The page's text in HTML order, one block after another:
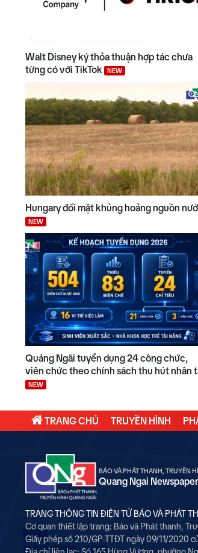
Walt Disney ký thỏa thuận hợp tác chưa
từng có với TikTok
NEW
Hungary đối mặt khủng hoảng nguồn
NEW
Quảng Ngãi tuyển dụng 24 công chức,
viên chức theo chính sách thu hút nhân
NEW
TRANG CHỦ TRUYỀN HÌNH
BÁO VÀ PHÁT THANH, TRUYỀN
Quang Ngai
TRANG THÔNG TIN ĐIỆN TỬ BÁO VÀ PHÁT
Cơ quan thiết lập trang: Báo và Phát thanh,
Giấy phép số 210/GP-TTĐT ngày 09/11/2020